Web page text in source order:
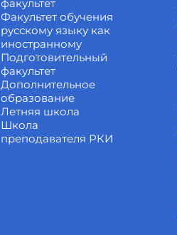
факультет
Факультет обучения
русскому языку как
иностранному
Подготовительный
факультет
Дополнительное
образование
Летняя школа
Школа
преподавателя РКИ